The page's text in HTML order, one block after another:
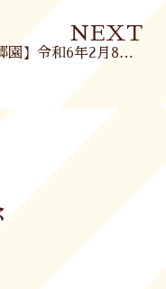
NEXT
【北郷園】令和6年2月8日(木)